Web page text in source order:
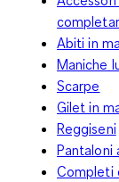
Abiti in
Maniche
Scarpe
Gilet in
Reggiseni
Pantaloni
Completi